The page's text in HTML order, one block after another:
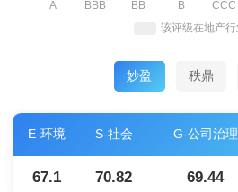
妙盈 秩鼎
E-环境 S-社会 G-公司治理
67.1 70.82 69.44